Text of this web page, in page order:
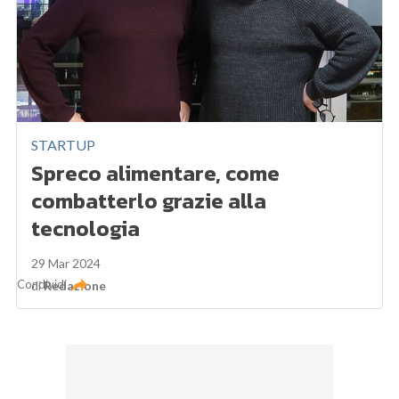
STARTUP
Spreco alimentare, come
combatterlo grazie alla
tecnologia
29 Mar 2024
diRedazione
Condividi